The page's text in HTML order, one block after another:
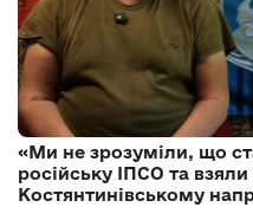
«Ми не зрозуміли, що
російську ІПСО та
Костянтинівському